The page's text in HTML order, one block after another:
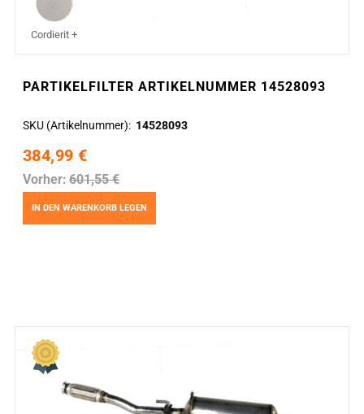
Cordierit +
PARTIKELFILTER ARTIKELNUMMER 14528093
SKU (Artikelnummer) 14528093
384,99 €
Vorher: 601,55 €
IN DEN WARENKORB LEGEN